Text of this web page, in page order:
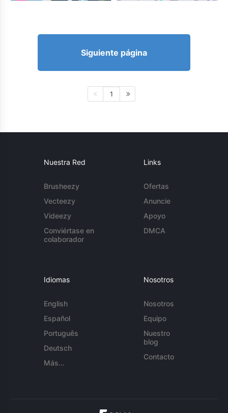
Siguiente página
1
Nuestra Red
Brusheezy
Vecteezy
Videezy
Conviértase en
colaborador
Links
Ofertas
Anuncie
Apoyo
DMCA
Idiomas
English
Español
Português
Deutsch
Más...
Nosotros
Nosotros
Equipo
Nuestro
blog
Contacto